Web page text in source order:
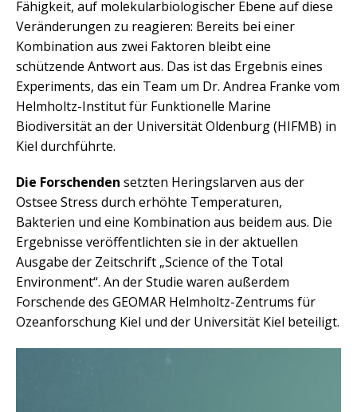
Fähigkeit, auf molekularbiologischer Ebene auf diese
Veränderungen zu reagieren: Bereits bei einer
Kombination aus zwei Faktoren bleibt eine
schützende Antwort aus. Das ist das Ergebnis eines
Experiments, das ein Team um Dr. Andrea Franke vom
Helmholtz-Institut für Funktionelle Marine
Biodiversität an der Universität Oldenburg (HIFMB) in
Kiel durchführte.
Die Forschenden setzten Heringslarven aus der
Ostsee Stress durch erhöhte Temperaturen,
Bakterien und eine Kombination aus beidem aus. Die
Ergebnisse veröffentlichten sie in der aktuellen
Ausgabe der Zeitschrift „Science of the Total
Environment“. An der Studie waren außerdem
Forschende des GEOMAR Helmholtz-Zentrums für
Ozeanforschung Kiel und der Universität Kiel beteiligt.